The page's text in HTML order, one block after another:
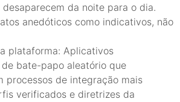
desaparecem da noite para o dia.
anedóticos como indicativos, não
plataforma: Aplicativos
bate-papo aleatório que
processos de integração mais
verificados e diretrizes da